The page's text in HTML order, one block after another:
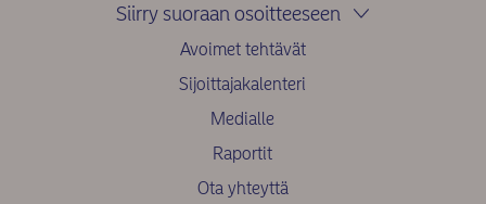
Siirry suoraan osoitteeseen
Avoimet tehtävät
Sijoittajakalenteri
Medialle
Raportit
Ota yhteyttä